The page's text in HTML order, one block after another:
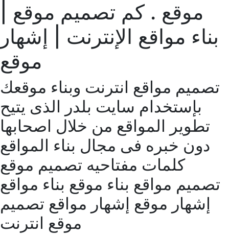
موقع . كم تصميم موقع |
بناء مواقع الإنترنت | إشهار
موقع
تصميم مواقع انترنت وبناء موقعك
بإستخدام سايت بلدر الذى يتيح
تطوير المواقع من خلال اصحابها
دون خبره فى مجال بناء المواقع
كلمات مفتاحيه تصميم موقع
تصميم مواقع بناء موقع بناء مواقع
إشهار موقع إشهار مواقع تصميم
موقع انترنت